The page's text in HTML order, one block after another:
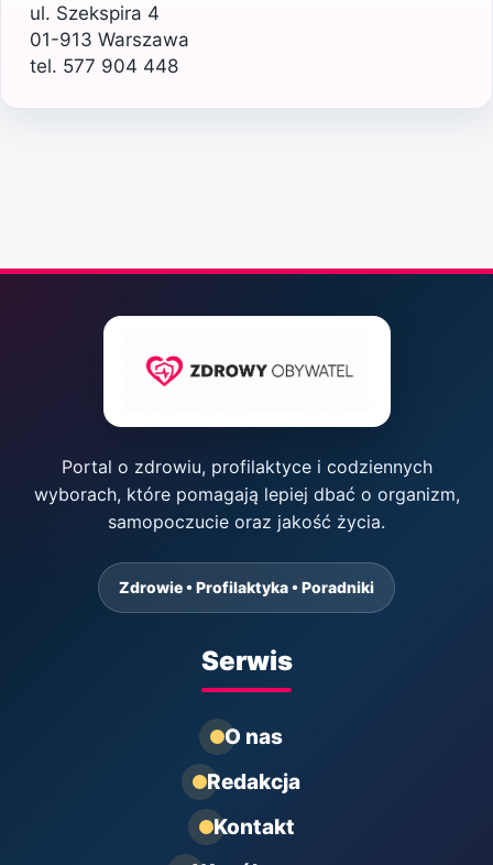
ul. Szekspira 4
01-913 Warszawa
tel. 577 904 448
Portal o zdrowiu, profilaktyce i codziennych
wyborach, które pomagają lepiej dbać o organizm,
samopoczucie oraz jakość życia.
Zdrowie • Profilaktyka • Poradniki
Serwis
O nas
Redakcja
Kontakt